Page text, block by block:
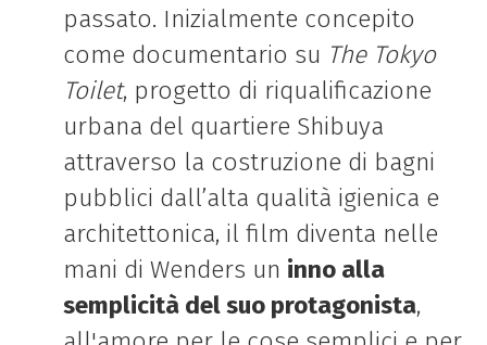
passato. Inizialmente concepito
come documentario su The Tokyo
Toilet, progetto di riqualificazione
urbana del quartiere Shibuya
attraverso la costruzione di bagni
pubblici dall’alta qualità igienica e
architettonica, il film diventa nelle
mani di Wenders un inno alla
semplicità del suo protagonista,